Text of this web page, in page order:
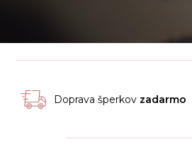
Doprava šperkov zadarmo